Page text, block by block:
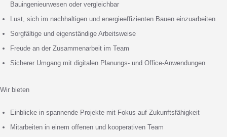
Bauingenieurwesen oder vergleichbar
Lust, sich im nachhaltigen und energieeffizienten Bauen einzuarbeiten
Sorgfältige und eigenständige Arbeitsweise
Freude an der Zusammenarbeit im Team
Sicherer Umgang mit digitalen Planungs- und Office-Anwendungen
Wir bieten
Einblicke in spannende Projekte mit Fokus auf Zukunftsfähigkeit
Mitarbeiten in einem offenen und kooperativen Team